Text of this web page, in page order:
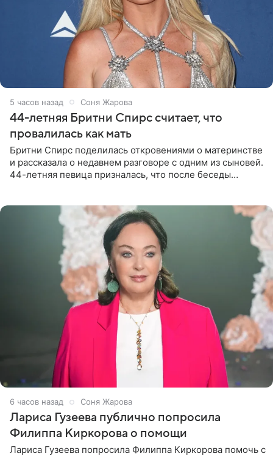
5 часов назад Соня Жарова
44-летняя Бритни Спирс считает, что
провалилась как мать
Бритни Спирс поделилась откровениями о материнстве
и рассказала о недавнем разговоре с одним из сыновей.
44-летняя певица призналась, что после беседы
6 часов назад Соня Жарова
Лариса Гузеева публично попросила
Филиппа Киркорова о помощи
Лариса Гузеева попросила Филиппа Киркорова помочь с